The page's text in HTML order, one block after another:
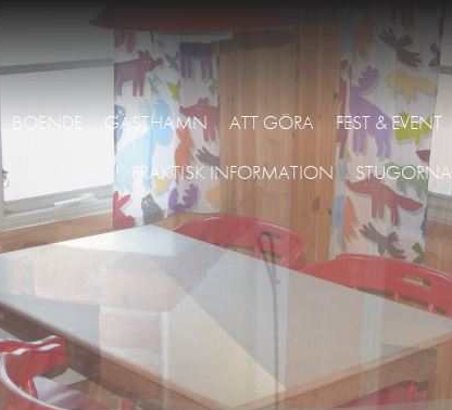
BOENDE GÄSTHAMN ATT GÖRA FEST & EVENT
PRAKTISK INFORMATION
STUGORNA